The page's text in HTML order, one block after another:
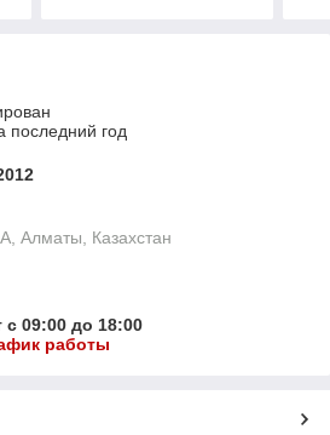
последний год
Алматы, Казахстан
с 09:00 до 18:00
работы